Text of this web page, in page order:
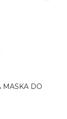
MASKA DO